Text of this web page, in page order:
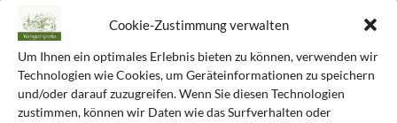
Cookie-Zustimmung verwalten
Um Ihnen ein optimales Erlebnis bieten zu können, verwenden wir
Technologien wie Cookies, um Geräteinformationen zu speichern
und/oder darauf zuzugreifen. Wenn Sie diesen Technologien
zustimmen, können wir Daten wie das Surfverhalten oder